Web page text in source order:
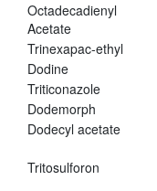
Octadecadienyl
Acetate
Trinexapac-ethyl
Dodine
Triticonazole
Dodemorph
Dodecyl acetate
Tritosulforon